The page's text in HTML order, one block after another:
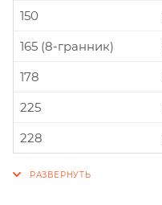
150
165 (8-гранник)
178
225
228